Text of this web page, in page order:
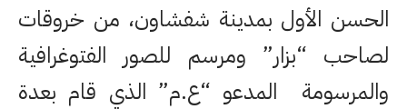
الحسن الأول بمدينة شفشاون، من خروقات
لصاحب “بزار” ومرسم للصور الفتوغرافية
والمرسومة المدعو “ع.م” الذي قام بعدة